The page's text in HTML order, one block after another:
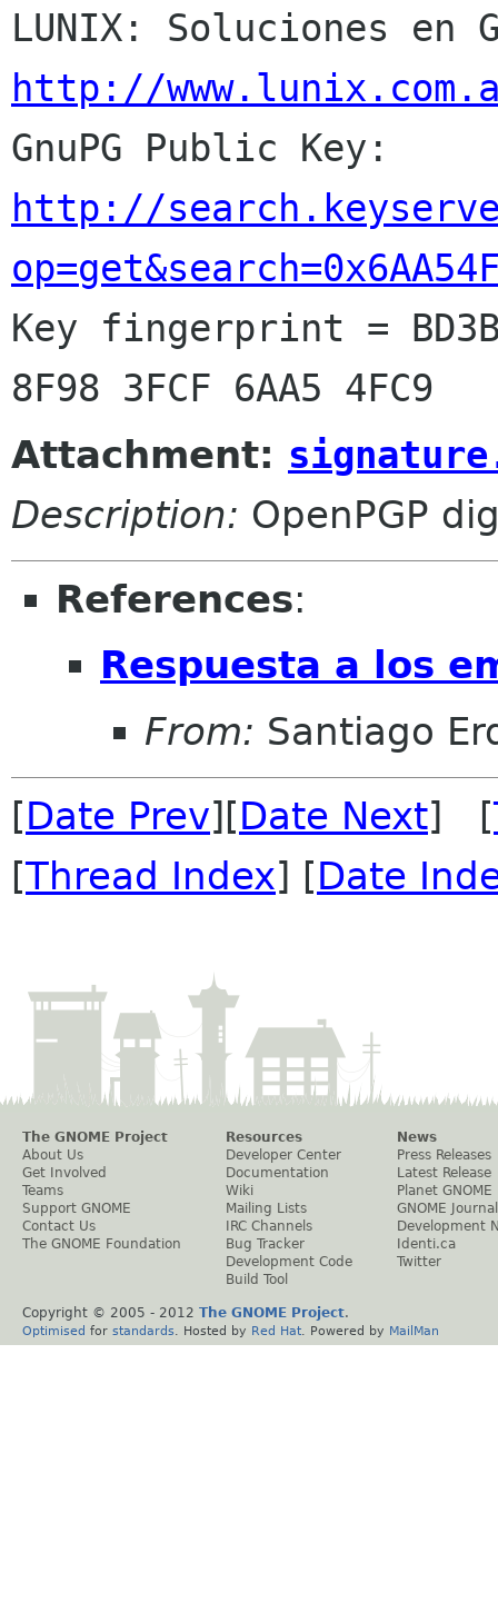
http://
http://
Key fingerprint = BD3B
Attachment:
Description: OpenPGP
References:
Respuesta a los
From: Santiago
[Date Prev][Date Next] [
[Thread Index] [Date
The GNOME Project
About Us
Get Involved
Teams
Support GNOME
Contact Us
The GNOME Foundation
Resources
Developer Center
Documentation
Wiki
Mailing Lists
IRC Channels
Bug Tracker
Development Code
Build Tool
News
Press Releases
Latest Release
Planet GNOME
GNOME Journal
Development
Identi.ca
Twitter
Copyright © 2005 - 2012 The GNOME Project.
Optimised for standards . Hosted by Red Hat . Powered by MailMan